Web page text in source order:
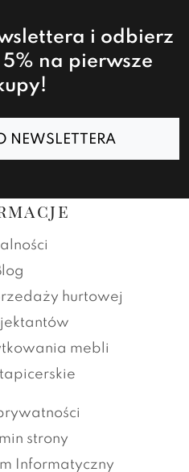
i odbierz
na pierwsze
NEWSLETTERA
hurtowej
mebli
tapicerskie
strony
Informatyczny